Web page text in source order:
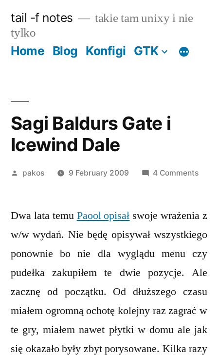
content
tail -f notes
takie tam unixy i nie
tylko
Home Blog Konfigi GTK
Sagi Baldurs Gate i
Icewind Dale
Posted
pakos 9 February 2009 4 Commentson
Gate
Dale
Dwa lata temu Paool opisał swoje wrażenia z
w/w wydań. Nie będę opisywał wszystkiego
ponownie bo nie dla wyglądu menu czy
pudełka zakupiłem te dwie pozycje. Ale
zacznę od początku. Od dłuższego czasu
miałem ogromną ochotę kolejny raz zagrać w
te gry, miałem nawet płytki w domu ale jak
się okazało były zbyt porysowane. Kilka razy